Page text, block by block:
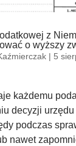
z
o wyższy
| 5
każdemu
decyzji
podczas
nawet